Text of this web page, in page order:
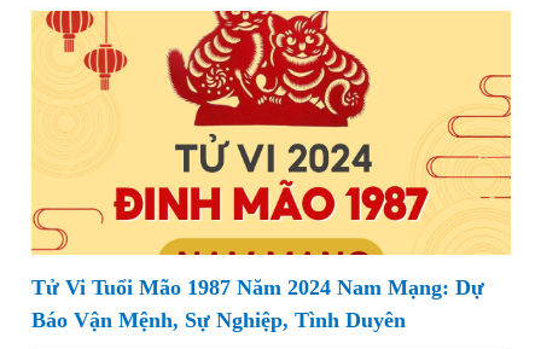
Tử Vi Tuổi Mão 1987 Năm 2024 Nam Mạng: Dự
Báo Vận Mệnh, Sự Nghiệp, Tình Duyên